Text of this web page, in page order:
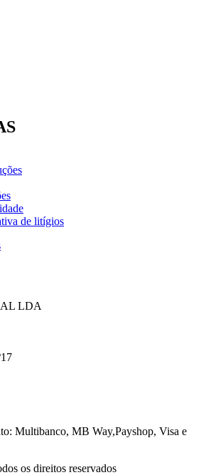
de litígios
LDA
os direitos reservados